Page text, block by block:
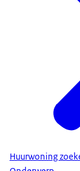
Huurwoning